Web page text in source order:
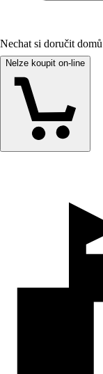
Nechat si doručit domů
Nelze koupit on-line